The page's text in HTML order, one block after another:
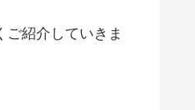
ご紹介していきま